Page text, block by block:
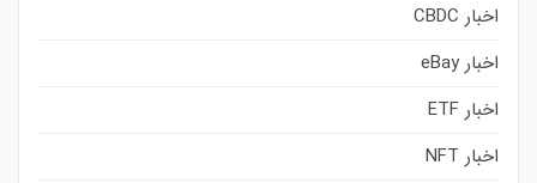
اخبار CBDC
اخبار eBay
اخبار ETF
اخبار NFT